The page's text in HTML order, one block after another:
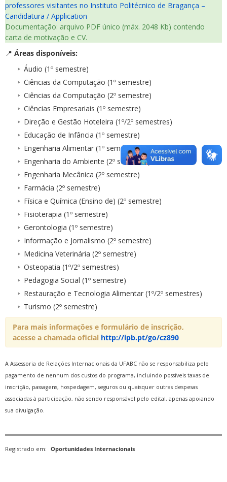
professores visitantes no Instituto Politécnico de Bragança –
Candidatura / Application
Documentação: arquivo PDF único (máx. 2048 Kb) contendo
carta de motivação e CV.
📍 Áreas disponíveis:
Áudio (1º semestre)
Ciências da Computação (1º semestre)
Ciências da Computação (2º semestre)
Ciências Empresariais (1º semestre)
Direção e Gestão Hoteleira (1º/2º semestres)
Educação de Infância (1º semestre)
Engenharia Alimentar (1º semestre)
Engenharia do Ambiente (2º semestre)
Engenharia Mecânica (2º semestre)
Farmácia (2º semestre)
Física e Química (Ensino de) (2º semestre)
Fisioterapia (1º semestre)
Gerontologia (1º semestre)
Informação e Jornalismo (2º semestre)
Medicina Veterinária (2º semestre)
Osteopatia (1º/2º semestres)
Pedagogia Social (1º semestre)
Restauração e Tecnologia Alimentar (1º/2º semestres)
Turismo (2º semestre)
Para mais informações e formulário de inscrição,
acesse a chamada oficial http://ipb.pt/go/cz890
A Assessoria de Relações Internacionais da UFABC não se responsabiliza pelo
pagamento de nenhum dos custos do programa, incluindo possíveis taxas de
inscrição, passagens, hospedagem, seguros ou quaisquer outras despesas
associadas à participação, não sendo responsável pelo edital, apenas apoiando
sua divulgação.
Registrado em: Oportunidades Internacionais